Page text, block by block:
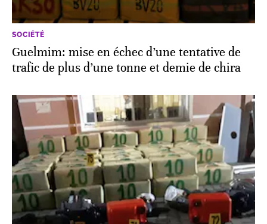
SOCIÉTÉ
Guelmim: mise en échec d’une tentative de
trafic de plus d’une tonne et demie de chira